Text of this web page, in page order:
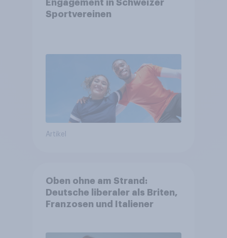
Engagement in Schweizer
Sportvereinen
Artikel
Oben ohne am Strand:
Deutsche liberaler als Briten,
Franzosen und Italiener